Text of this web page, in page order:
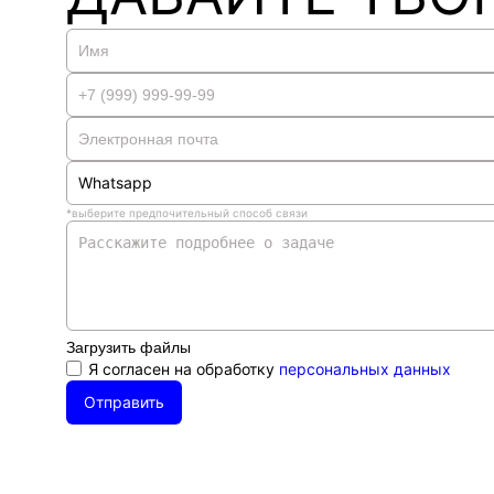
Whatsapp
Whatsapp
Telegram
*выберите предпочительный способ связи
Загрузить файлы
Я согласен на обработку персональных данных
Отправить